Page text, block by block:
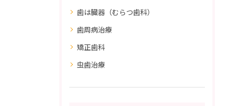
歯は臓器（むらつ歯科）
歯周病治療
矯正歯科
虫歯治療